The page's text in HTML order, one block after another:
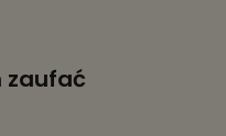
zaufać